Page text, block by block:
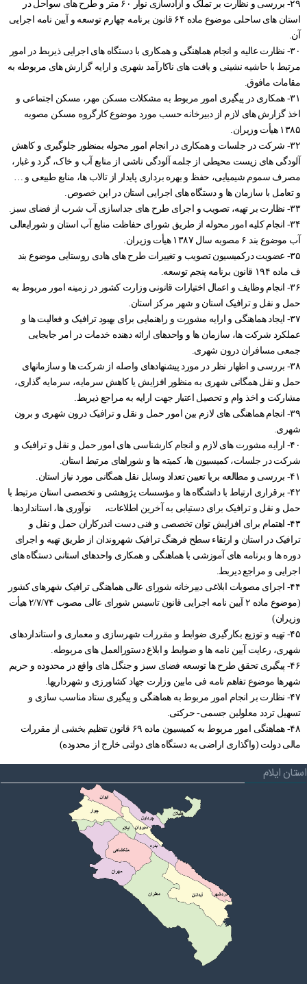
۲۹- بررسی و نظارت بر تملک و آزادسازی نوار ۶۰ متر و طرح های سواحل در
استان های ساحلی موضوع ماده ۶۴ قانون برنامه چهارم توسعه و آیین نامه اجرایی
آن.
۳۰- نظارت عالیه و انجام هماهنگی و همکاری با دستگاه های اجرایی ذیربط در امور
مرتبط با حاشیه نشینی و بافت های ناکارآمد شهری و ارایه گزارش های مربوطه به
مقامات مافوق.
۳۱- همکاری در پیگیری امور مربوط به مشکلات مسکن مهر، مسکن اجتماعی و
اخذ گزارش های لازم از دبیرخانه حسب مورد موضوع کارگروه مسکن مصوبه
۱۳۸۵ هیأت وزیران.
۳۲- شرکت در جلسات و همکاری در انجام امور محوله بمنظور جلوگیری و کاهش
آلودگی های زیست محیطی از جلمه آلودگی ناشی از منابع آب و خاک، گرد و غبار،
مصرف سموم شیمیایی، حفظ و بهره برداری پایدار از تالاب ها، منابع طبیعی و …
و تعامل با سازمان ها و دستگاه های اجرایی استان در این خصوص.
۳۳- نظارت بر تهیه، تصویب و اجرای طرح های جداسازی آب شرب از فضای سبز.
۳۴- انجام کلیه امور محوله از طریق شورای حفاظت منابع آب استان و شورایعالی
آب موضوع بند ۶ مصوبه سال ۱۳۸۷ هیأت وزیران.
۳۵- عضویت درکمیسیون تصویب و تغییرات طرح های هادی روستایی موضوع بند
ف ماده ۱۹۴ قانون برنامه پنجم توسعه.
۳۶- انجام وظایف و اعمال اختیارات قانونی وزارت کشور در زمینه امور مربوط به
حمل و نقل و ترافیک استان و شهر مرکز استان.
۳۷- ایجاد هماهنگی و ارایه مشورت و راهنمایی برای بهبود ترافیک و فعالیت ها و
عملکرد شرکت ها، سازمان ها و واحدهای ارائه دهنده خدمات در امر جابجایی
جمعی مسافران درون شهری.
۳۸- بررسی و اظهار نظر در مورد پیشنهادهای واصله از شرکت ها و سازمانهای
حمل و نقل همگانی شهری به منظور افزایش یا کاهش سرمایه، سرمایه گذاری،
مشارکت و اخذ وام و تحصیل اعتبار جهت ارایه به مراجع ذیربط.
۳۹- انجام هماهنگی های لازم بین امور حمل و نقل و ترافیک درون شهری و برون
شهری.
۴۰- ارایه مشورت های لازم و انجام کارشناسی های امور حمل و نقل و ترافیک و
شرکت در جلسات، کمیسیون ها، کمیته ها و شوراهای مرتبط استان.
۴۱- بررسی و مطالعه بریا تعیین تعداد وسایل نقل همگانی مورد نیاز استان.
۴۲- برقراری ارتباط با دانشگاه ها و مؤسسات پژوهشی و تخصصی استان مرتبط با
حمل و نقل و ترافیک برای دستیابی به آخرین اطلاعات، نوآوری ها، استانداردها.
۴۳- اهتمام برای افزایش توان تخصصی و فنی دست اندرکاران حمل و نقل و
ترافیک در استان و ارتقاء سطح فرهنگ ترافیک شهروندان از طریق تهیه و اجرای
دوره ها و برنامه های آموزشی با هماهنگی و همکاری واحدهای استانی دستگاه های
اجرایی و مراجع دیربط.
۴۴- اجرای مصوبات ابلاغی دبیرخانه شورای عالی هماهنگی ترافیک شهرهای کشور
(موضوع ماده ۲ آیین نامه اجرایی قانون تاسیس شورای عالی مصوب ۲/۷/۷۴ هیأت
وزیران)
۴۵- تهیه و توزیع بکارگیری ضوابط و مقررات شهرسازی و معماری و استانداردهای
شهری، رعایت آیین نامه ها و ضوابط و ابلاغ دستورالعمل های مربوطه.
۴۶- پیگیری تحقق طرح ها توسعه فضای سبز و جنگل های واقع در محدوده و حریم
شهرها موضوع تفاهم نامه فی مابین وزارت جهاد کشاورزی و شهرداریها.
۴۷- نظارت بر انجام امور مربوط به هماهنگی و پیگیری ستاد مناسب سازی و
تسهیل تردد معلولین جسمی- حرکتی.
۴۸- هماهنگی امور مربوط به کمیسیون ماده ۶۹ قانون تنظیم بخشی از مقررات
مالی دولت (واگذاری اراضی به دستگاه های دولتی خارج از محدوده)
استان ایلام